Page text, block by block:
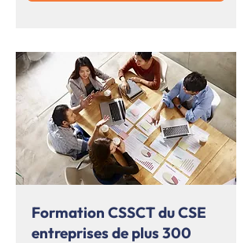
Formation CSSCT du CSE
entreprises de plus 300